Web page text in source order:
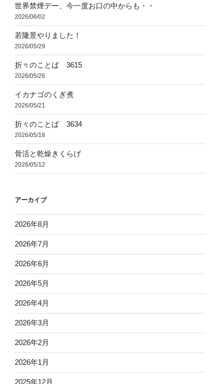
世界禁煙デー、今一度お口の中からも・・
2026/06/02
若隆景やりました！
2026/05/29
折々のことば 3615
2026/05/26
イカナゴのくぎ煮
2026/05/21
折々のことば 3634
2026/05/18
骨活と乾燥きくらげ
2026/05/12
アーカイブ
2026年8月
2026年7月
2026年6月
2026年5月
2026年4月
2026年3月
2026年2月
2026年1月
2025年12月